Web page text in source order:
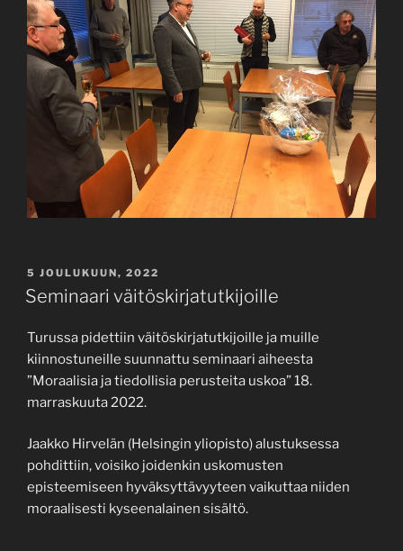
JULKAISTU
5 JOULUKUUN, 2022
Seminaari väitöskirjatutkijoille
Turussa pidettiin väitöskirjatutkijoille ja muille
kiinnostuneille suunnattu seminaari aiheesta
”Moraalisia ja tiedollisia perusteita uskoa” 18.
marraskuuta 2022.
Jaakko Hirvelän (Helsingin yliopisto) alustuksessa
pohdittiin, voisiko joidenkin uskomusten
episteemiseen hyväksyttävyyteen vaikuttaa niiden
moraalisesti kyseenalainen sisältö.